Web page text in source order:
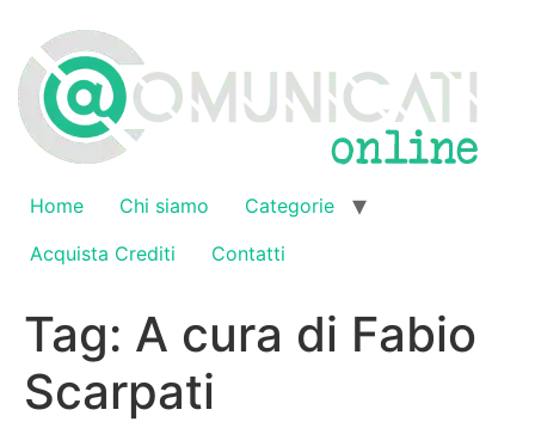
contenuto
Home Chi siamo
Categorie
Acquista Crediti
Contatti
Tag: A cura di Fabio
Scarpati